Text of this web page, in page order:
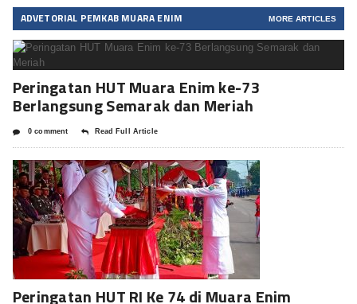
ADVETORIAL PEMKAB MUARA ENIM MORE ARTICLES
Peringatan HUT Muara Enim ke-73
Berlangsung Semarak dan Meriah
0 comment Read Full Article
Peringatan HUT RI Ke 74 di Muara Enim